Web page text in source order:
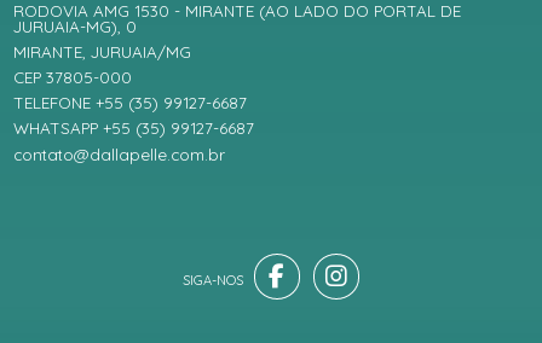
RODOVIA AMG 1530 - MIRANTE (AO LADO DO PORTAL DE
JURUAIA-MG), 0
MIRANTE, JURUAIA/MG
CEP 37805-000
TELEFONE +55 (35) 99127-6687
WHATSAPP +55 (35) 99127-6687
contato@dallapelle.com.br